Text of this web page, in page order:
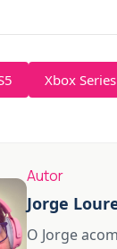
Xbox Series
Autor
Jorge
O Jorge